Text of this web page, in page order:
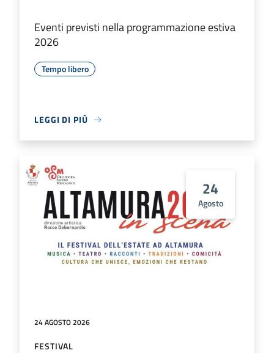
Eventi previsti nella programmazione estiva
2026
Tempo libero
LEGGI DI PIÙ
24
Agosto
24 AGOSTO 2026
FESTIVAL